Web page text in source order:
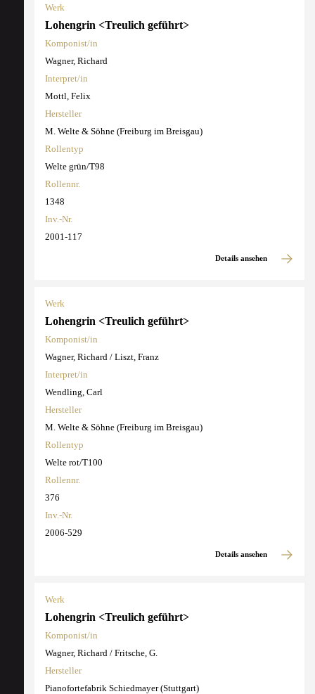
Werk
Lohengrin <Treulich geführt>
Komponist/in
Wagner, Richard
Interpret/in
Mottl, Felix
Hersteller
M. Welte & Söhne (Freiburg im Breisgau)
Rollentyp
Welte grün/T98
Rollennr.
1348
Inv.-Nr.
2001-117
Details ansehen
Werk
Lohengrin <Treulich geführt>
Komponist/in
Wagner, Richard / Liszt, Franz
Interpret/in
Wendling, Carl
Hersteller
M. Welte & Söhne (Freiburg im Breisgau)
Rollentyp
Welte rot/T100
Rollennr.
376
Inv.-Nr.
2006-529
Details ansehen
Werk
Lohengrin <Treulich geführt>
Komponist/in
Wagner, Richard / Fritsche, G.
Hersteller
Pianofortefabrik Schiedmayer (Stuttgart)